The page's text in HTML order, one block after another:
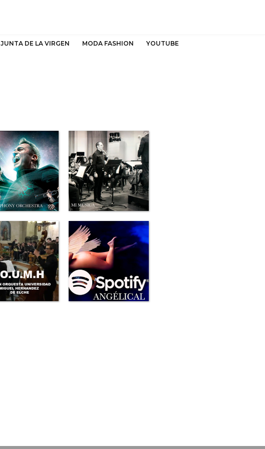
JUNTA DE LA VIRGEN MODA FASHION YOUTUBE